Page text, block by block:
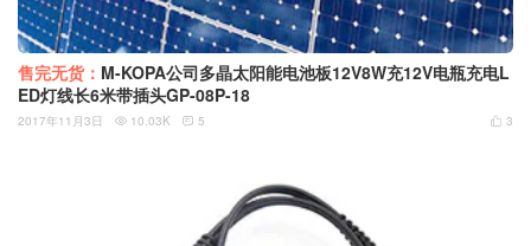
售完无货： M-KOPA公司多晶太阳能电池板12V8W充12V电瓶充电L
ED灯线长6米带插头GP-08P-18
 3
2017年11月3日  10.03K  5